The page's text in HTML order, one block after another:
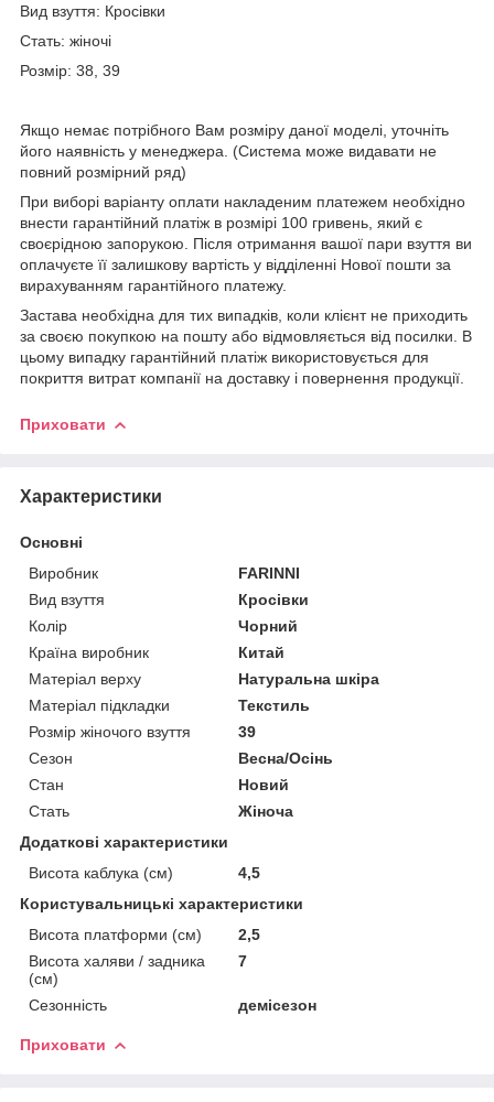
Вид взуття: Кросівки
Стать: жіночі
Розмір: 38, 39
Якщо немає потрібного Вам розміру даної моделі, уточніть
його наявність у менеджера. (Система може видавати не
повний розмірний ряд)
При виборі варіанту оплати накладеним платежем необхідно
внести гарантійний платіж в розмірі 100 гривень, який є
своєрідною запорукою. Після отримання вашої пари взуття ви
оплачуєте її залишкову вартість у відділенні Нової пошти за
вирахуванням гарантійного платежу.
Застава необхідна для тих випадків, коли клієнт не приходить
за своєю покупкою на пошту або відмовляється від посилки. В
цьому випадку гарантійний платіж використовується для
покриття витрат компанії на доставку і повернення продукції.
Приховати
Характеристики
Основні
Виробник
FARINNI
Вид взуття
Кросівки
Колір
Чорний
Країна виробник
Китай
Матеріал верху
Натуральна шкіра
Матеріал підкладки
Текстиль
Розмір жіночого взуття
39
Сезон
Весна/Осінь
Стан
Новий
Стать
Жіноча
Додаткові характеристики
Висота каблука (см)
4,5
Користувальницькі характеристики
Висота платформи (см)
2,5
Висота халяви / задника
(см)
7
Сезонність демісезон
Приховати